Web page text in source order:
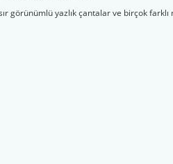
görünümlü yazlık çantalar ve birçok